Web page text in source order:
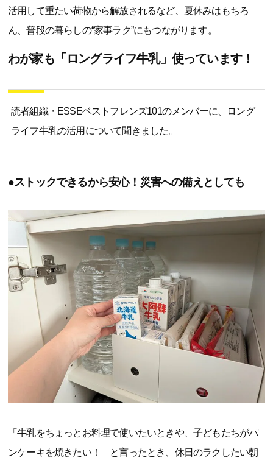
活用して重たい荷物から解放されるなど、夏休みはもちろ
ん、普段の暮らしの“家事ラク”にもつながります。
わが家も「ロングライフ牛乳」使っています！
読者組織・ESSEベストフレンズ101のメンバーに、ロング
ライフ牛乳の活用について聞きました。
●ストックできるから安心！災害への備えとしても
「牛乳をちょっとお料理で使いたいときや、子どもたちがパ
ンケーキを焼きたい！ と言ったとき、休日のラクしたい朝